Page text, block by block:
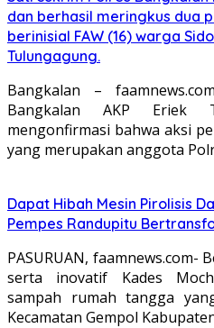
dan berhasil meringkus dua
berinisial FAW (16) warga
Tulungagung.
Bangkalan –
Bangkalan AKP Eriek
mengonfirmasi bahwa aksi
yang merupakan anggota
Dapat Hibah Mesin Pirolisis
Pempes Randupitu
PASURUAN, faamnews.com-
serta inovatif Kades
sampah rumah tangga
Kecamatan Gempol